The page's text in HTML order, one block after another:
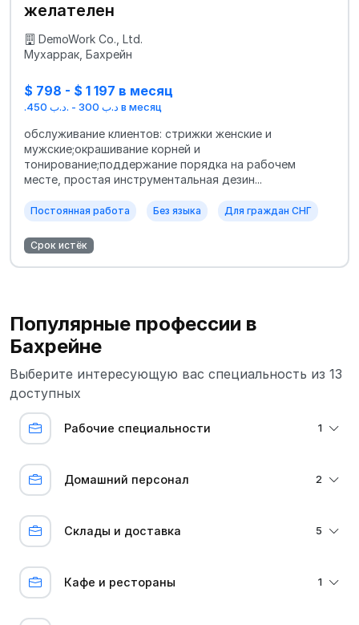
желателен
DemoWork Co., Ltd.
Мухаррак, Бахрейн
$ 798 - $ 1 197 в месяц
.د.ب 300 - .د.ب 450 в месяц
обслуживание клиентов: стрижки женские и
мужские;окрашивание корней и
тонирование;поддержание порядка на рабочем
месте, простая инструментальная дезин...
Постоянная работа Без языка Для граждан СНГ
Срок истёк
Популярные профессии в
Бахрейне
Выберите интересующую вас специальность из 13
доступных
Рабочие специальности 1
Домашний персонал 2
Склады и доставка 5
Кафе и рестораны 1